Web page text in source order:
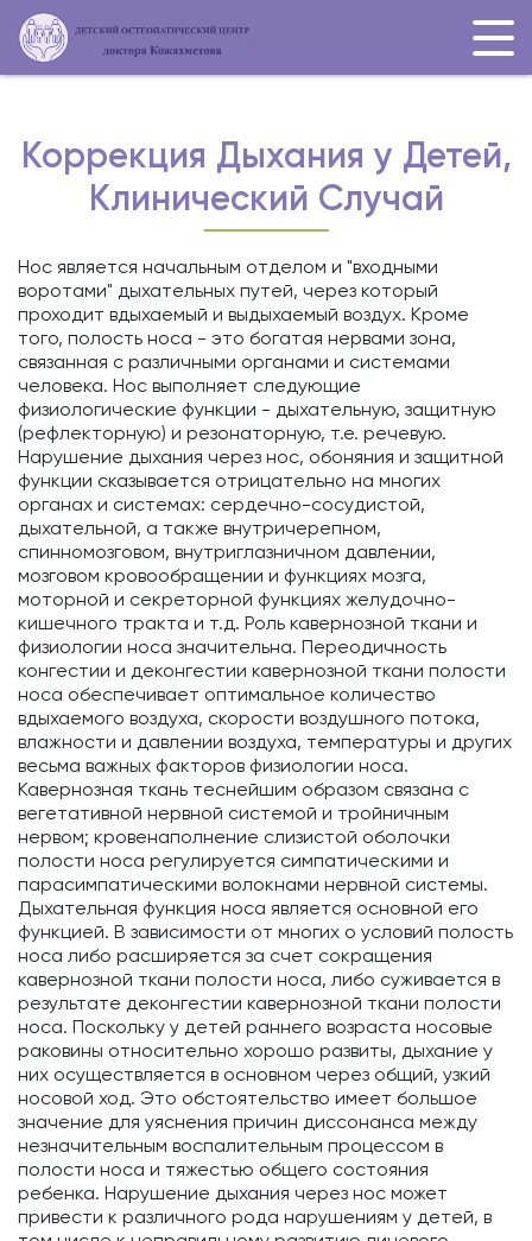
Коррекция Дыхания у Детей,
Клинический Случай
Нос является начальным отделом и "входными
воротами" дыхательных путей, через который
проходит вдыхаемый и выдыхаемый воздух. Кроме
того, полость носа - это богатая нервами зона,
связанная с различными органами и системами
человека. Нос выполняет следующие
физиологические функции - дыхательную, защитную
(рефлекторную) и резонаторную, т.е. речевую.
Нарушение дыхания через нос, обоняния и защитной
функции сказывается отрицательно на многих
органах и системах: сердечно-сосудистой,
дыхательной, а также внутричерепном,
спинномозговом, внутриглазничном давлении,
мозговом кровообращении и функциях мозга,
моторной и секреторной функциях желудочно-
кишечного тракта и т.д. Роль кавернозной ткани и
физиологии носа значительна. Переодичность
конгестии и деконгестии кавернозной ткани полости
носа обеспечивает оптимальное количество
вдыхаемого воздуха, скорости воздушного потока,
влажности и давлении воздуха, температуры и других
весьма важных факторов физиологии носа.
Кавернозная ткань теснейшим образом связана с
вегетативной нервной системой и тройничным
нервом; кровенаполнение слизистой оболочки
полости носа регулируется симпатическими и
парасимпатическими волокнами нервной системы.
Дыхательная функция носа является основной его
функцией. В зависимости от многих o условий полость
носа либо расширяется за счет сокращения
кавернозной ткани полости носа, либо суживается в
результате деконгестии кавернозной ткани полости
носа. Поскольку у детей раннего возраста носовые
раковины относительно хорошо развиты, дыхание у
них осуществляется в основном через общий, узкий
носовой ход. Это обстоятельство имеет большое
значение для уяснения причин диссонанса между
незначительным воспалительным процессом в
полости носа и тяжестью общего состояния
ребенка. Нарушение дыхания через нос может
привести к различного рода нарушениям у детей, в